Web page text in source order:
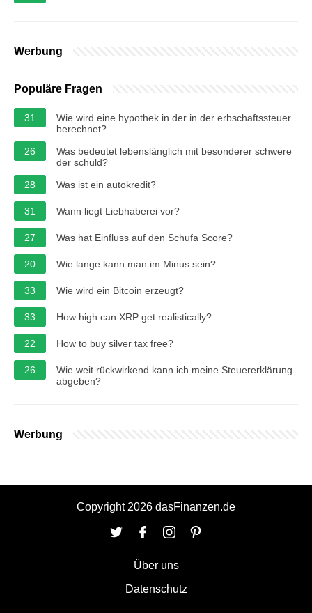
Werbung
Populäre Fragen
31
Wie wird eine hypothek in der in der erbschaftssteuer
berechnet?
26
Was bedeutet lebenslänglich mit besonderer schwere
der schuld?
28
Was ist ein autokredit?
31 Wann liegt Liebhaberei vor?
27 Was hat Einfluss auf den Schufa Score?
20 Wie lange kann man im Minus sein?
33 Wie wird ein Bitcoin erzeugt?
33 How high can XRP get realistically?
22 How to buy silver tax free?
26
Wie weit rückwirkend kann ich meine Steuererklärung
abgeben?
Werbung
Copyright 2026 dasFinanzen.de
Über uns
Datenschutz